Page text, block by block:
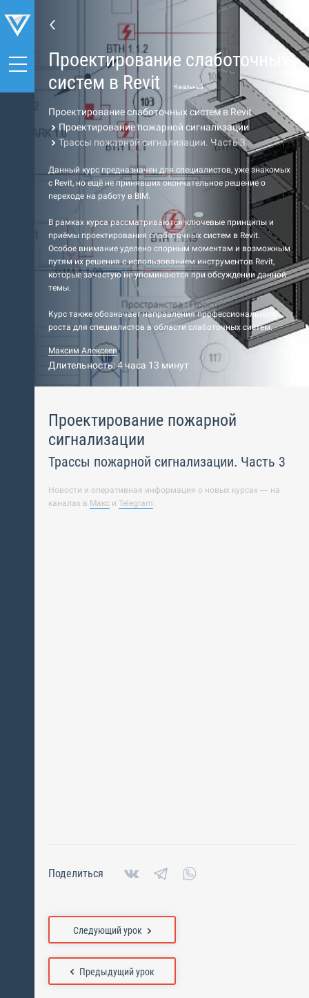
Проектирование слаботочных
систем в Revit
Начальный
Проектирование слаботочных систем в Revit
Проектирование пожарной сигнализации
Трассы пожарной сигнализации. Часть 3
Данный курс предназначен для специалистов, уже знакомых
с Revit, но ещё не принявших окончательное решение о
переходе на работу в BIM.
В рамках курса рассматриваются ключевые принципы и
приёмы проектирования слаботочных систем в Revit.
Особое внимание уделено спорным моментам и возможным
путям их решения с использованием инструментов Revit,
которые зачастую не упоминаются при обсуждении данной
темы.
Курс также обозначает направления профессионального
роста для специалистов в области слаботочных систем.
Максим Алексеев
Длительность: 4 часа 13 минут
Проектирование пожарной
сигнализации
Трассы пожарной сигнализации. Часть 3
Новости и оперативная информация о новых курсах — на
каналах в Макс и Telegram.
Поделиться
Предыдущий урок
Следующий урок